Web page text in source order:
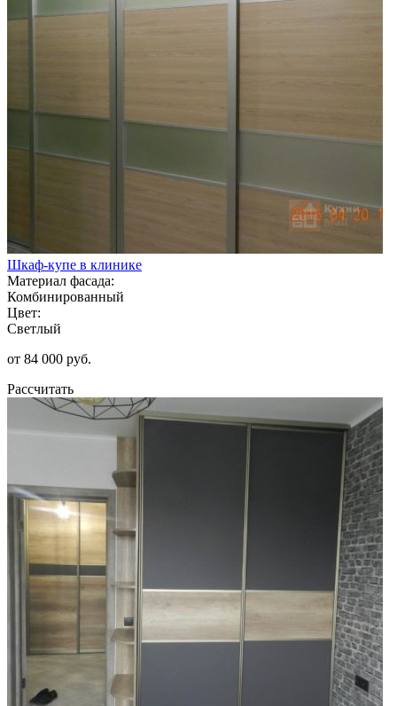
Шкаф-купе в клинике
Материал фасада:
Комбинированный
Цвет:
Светлый
от 84 000 руб.
Рассчитать